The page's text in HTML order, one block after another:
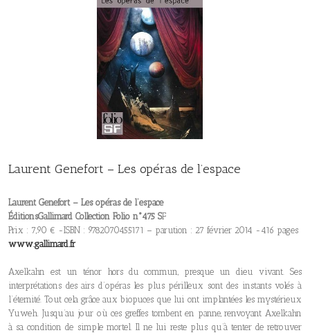
Laurent Genefort – Les opéras de l’espace
Laurent Genefort – Les opéras de l’espace
ÉditionsGallimard Collection Folio n°475 SF
Prix : 7,90 € -ISBN : 9782070455171 – parution : 27 février 2014 -416 pages
www.gallimard.fr
Axelkahn est un ténor hors du commun, presque un dieu vivant. Ses
interprétations des airs d’opéras les plus périlleux sont des instants volés à
l’éternité. Tout cela grâce aux biopuces que lui ont implantées les mystérieux
Yuweh. Jusqu’au jour où ces greffes tombent en panne, renvoyant Axelkahn
à sa condition de simple mortel. Il ne lui reste plus qu’à tenter de retrouver